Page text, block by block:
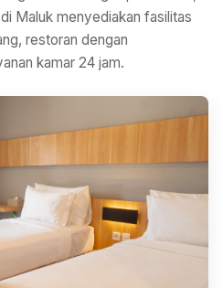
Maluk menyediakan fasilitas
restoran dengan
kamar 24 jam.